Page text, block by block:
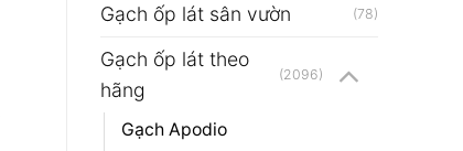
Gạch ốp lát sân vườn (78)
Gạch ốp lát theo
hãng
(2096)
Gạch Apodio